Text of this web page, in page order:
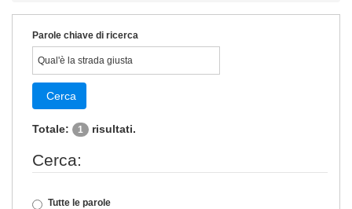
Parole chiave di ricerca
Cerca
Totale: 1 risultati.
Cerca:
Tutte le parole